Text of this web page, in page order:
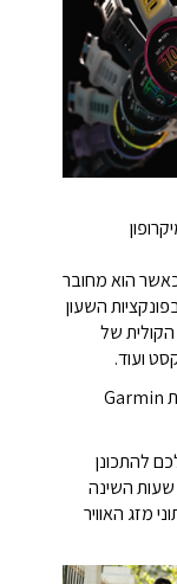
הוא מחובר
השעון
של
ועוד.
להתכונן
שעות השינה
מזג האוויר